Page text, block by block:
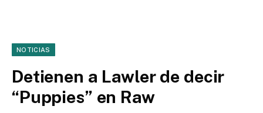
NOTICIAS
Detienen a Lawler de decir
“Puppies” en Raw